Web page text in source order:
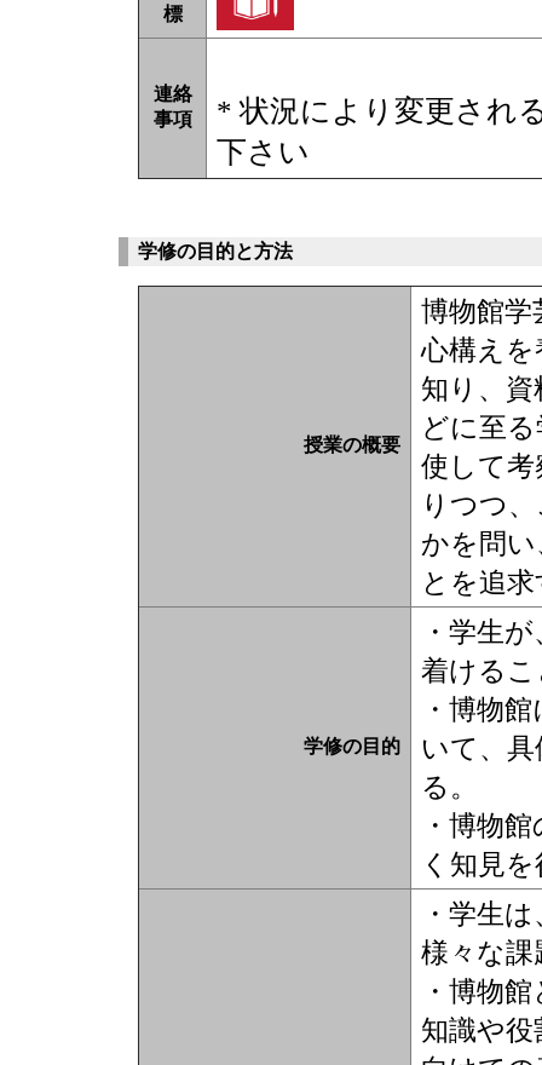
標
連絡
事項
* 状況により変更され
下さい
学修の目的と方法
授業の概要
博物館学
心構えを
知り、資
どに至
使して
りつつ
かを問
とを追
学修の目的
・学生
着ける
・博物
いて、
る。
・博物
く知見
・学生
様々な
・博物
知識や